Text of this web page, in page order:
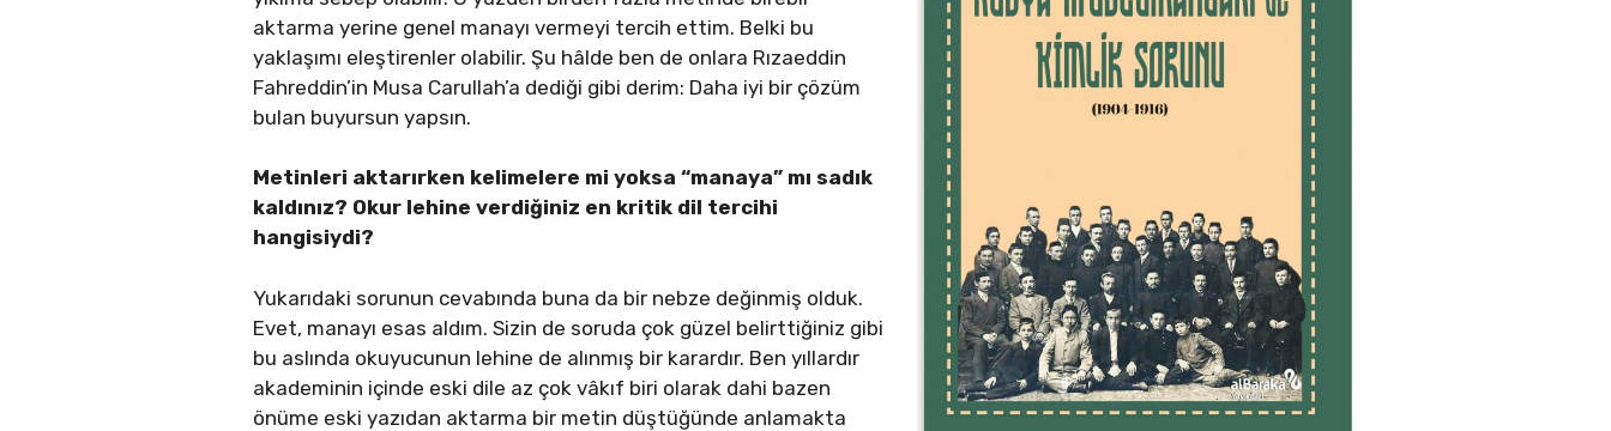
aktarma yerine genel manayı vermeyi tercih ettim. Belki bu
yaklaşımı eleştirenler olabilir. Şu hâlde ben de onlara Rızaeddin
Fahreddin’in Musa Carullah’a dediği gibi derim: Daha iyi bir çözüm
bulan buyursun yapsın.
Metinleri aktarırken kelimelere mi yoksa “manaya” mı sadık
kaldınız? Okur lehine verdiğiniz en kritik dil tercihi
hangisiydi?
Yukarıdaki sorunun cevabında buna da bir nebze değinmiş olduk.
Evet, manayı esas aldım. Sizin de soruda çok güzel belirttiğiniz gibi
bu aslında okuyucunun lehine de alınmış bir karardır. Ben yıllardır
akademinin içinde eski dile az çok vâkıf biri olarak dahi bazen
önüme eski yazıdan aktarma bir metin düştüğünde anlamakta